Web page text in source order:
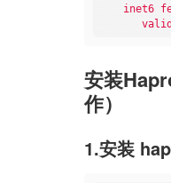
inet6
安装
作）
1.安装